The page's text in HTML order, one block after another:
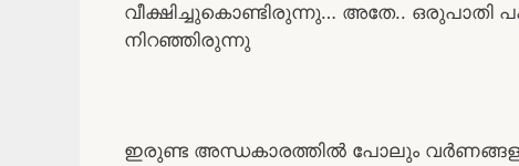
വീക്ഷിച്ചുകൊണ്ടിരുന്നു… അതേ..
നിറഞ്ഞിരുന്നു
ഇരുണ്ട അന്ധകാരത്തിൽ പോലും